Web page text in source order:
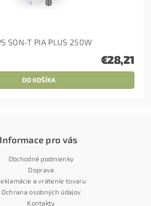
SON-T PIA PLUS 250W
€28,21
Informace pro vás
Obchodné podmienky
Doprava
a vrátenie tovaru
Ochrana osobných údajov
Kontakty